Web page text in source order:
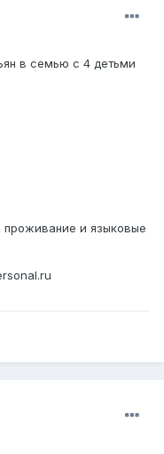
в семью с 4 детьми
проживание и языковые